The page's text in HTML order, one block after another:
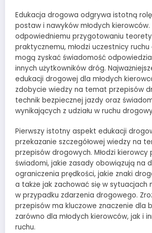
Edukacja drogowa odgrywa istotną
postaw i nawyków młodych kierowców.
odpowiedniemu przygotowaniu
praktycznemu, młodzi uczestnicy
mogą zyskać świadomość
innych użytkowników dróg.
edukacji drogowej dla młodych
zdobycie wiedzy na temat przepisów
technik bezpiecznej jazdy oraz
wynikających z udziału w ruchu
Pierwszy istotny aspekt edukacji
przekazanie szczegółowej wiedzy na
przepisów drogowych. Młodzi kierowcy
świadomi, jakie zasady obowiązują na
ograniczenia prędkości, jakie znaki
a także jak zachować się w sytuacjach
w przypadku zdarzenia drogowego.
przepisów ma kluczowe znaczenie dla
zarówno dla młodych kierowców, jak i
ruchu.